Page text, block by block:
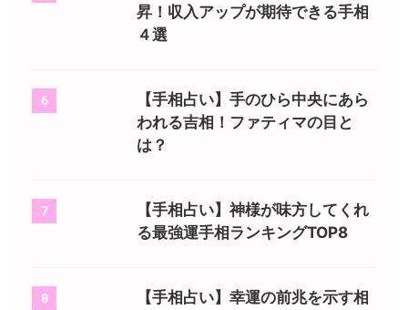
昇！収入アップが期待できる手相
４選
6
【手相占い】手のひら中央にあら
われる吉相！ファティマの目と
は？
7
【手相占い】神様が味方してくれ
る最強運手相ランキングTOP8
8
【手相占い】幸運の前兆を示す相